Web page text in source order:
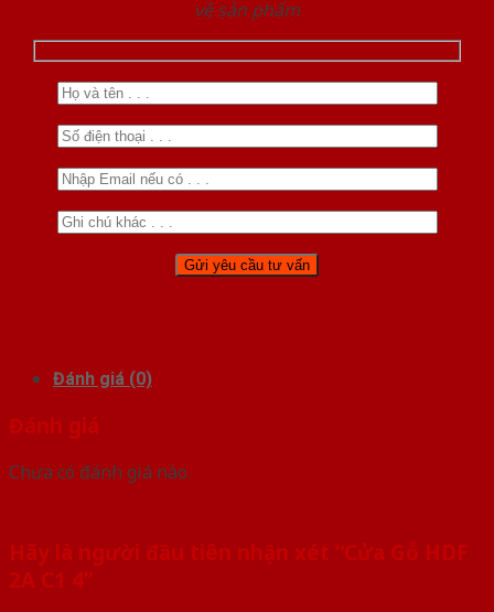
về sản phẩm
Đánh giá (0)
Đánh giá
Chưa có đánh giá nào.
Hãy là người đầu tiên nhận xét “Cửa Gỗ HDF
2A C1 4”